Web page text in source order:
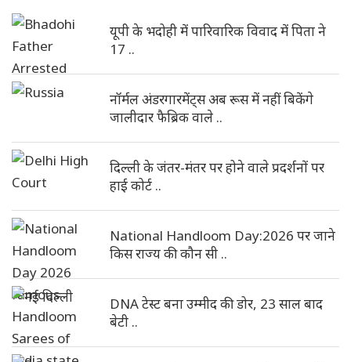
यूपी के भदोही में पारिवारिक विवाद में पिता ने
17 ..
नॉर्मल अंडरगारमेंट्स अब रूस में नहीं बिकेंगे
जालीदार फैब्रिक वाले ..
दिल्ली के जंतर-मंतर पर होने वाले प्रदर्शनों पर
हाई कोर्ट ..
National Handloom Day:2026 पर जाने
किस राज्य की कौन सी ..
DNA टेस्ट बना उम्मीद की डोर, 23 साल बाद
बेटी ..